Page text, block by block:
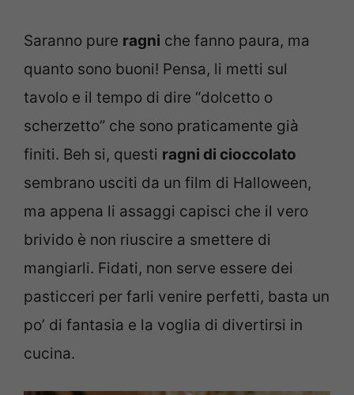
Saranno pure ragni che fanno paura, ma
quanto sono buoni! Pensa, li metti sul
tavolo e il tempo di dire “dolcetto o
scherzetto” che sono praticamente già
finiti. Beh si, questi ragni di cioccolato
sembrano usciti da un film di Halloween,
ma appena li assaggi capisci che il vero
brivido è non riuscire a smettere di
mangiarli. Fidati, non serve essere dei
pasticceri per farli venire perfetti, basta un
po’ di fantasia e la voglia di divertirsi in
cucina.